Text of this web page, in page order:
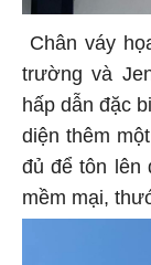
Chân váy
trường và
hấp dẫn đặc
diện thêm
đủ để tôn lên
mềm mại,